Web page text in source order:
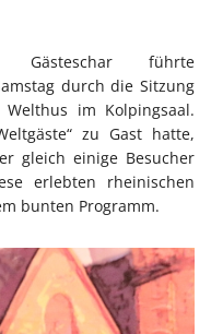
Gästeschar führte
durch die Sitzung
im Kolpingsaal.
zu Gast hatte,
gleich einige Besucher
erlebten rheinischen
bunten Programm.